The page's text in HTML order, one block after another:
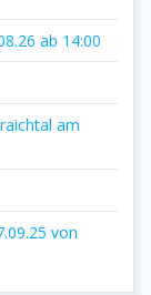
ab 14:00
am
von